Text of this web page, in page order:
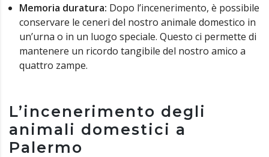
Memoria duratura: Dopo l’incenerimento, è possibile
conservare le ceneri del nostro animale domestico in
un’urna o in un luogo speciale. Questo ci permette di
mantenere un ricordo tangibile del nostro amico a
quattro zampe.
L’incenerimento degli
animali domestici a
Palermo